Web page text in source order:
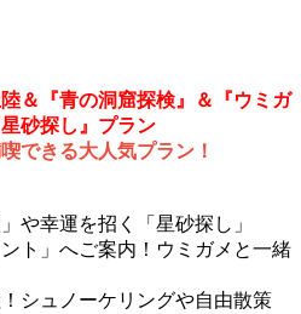
＆『青の洞窟探検』＆『ウミガ
砂探し』プラン
できる大人気プラン！
や幸運を招く「星砂探し」
ト」へご案内！ウミガメと一緒
シュノーケリングや自由散策